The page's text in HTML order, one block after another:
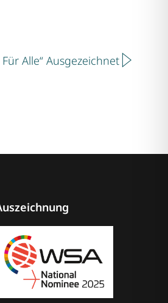
Alle“ Ausgezeichnet